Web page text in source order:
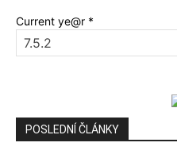
Current ye@r *
POSLEDNÍ ČLÁNKY